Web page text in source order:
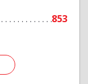
853